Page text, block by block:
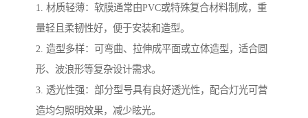
1. 材质轻薄：软膜通常由PVC或特殊复合材料制成，重
量轻且柔韧性好，便于安装和造型。
2. 造型多样：可弯曲、拉伸成平面或立体造型，适合圆
形、波浪形等复杂设计需求。
3. 透光性强：部分型号具有良好透光性，配合灯光可营
造均匀照明效果，减少眩光。